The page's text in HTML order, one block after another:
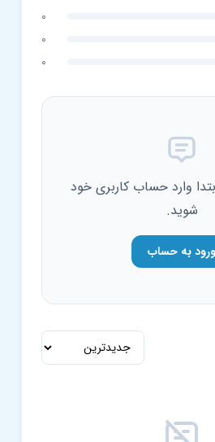
0
0
0
وارد حساب کاربری خود
شوید.
ورود به حساب